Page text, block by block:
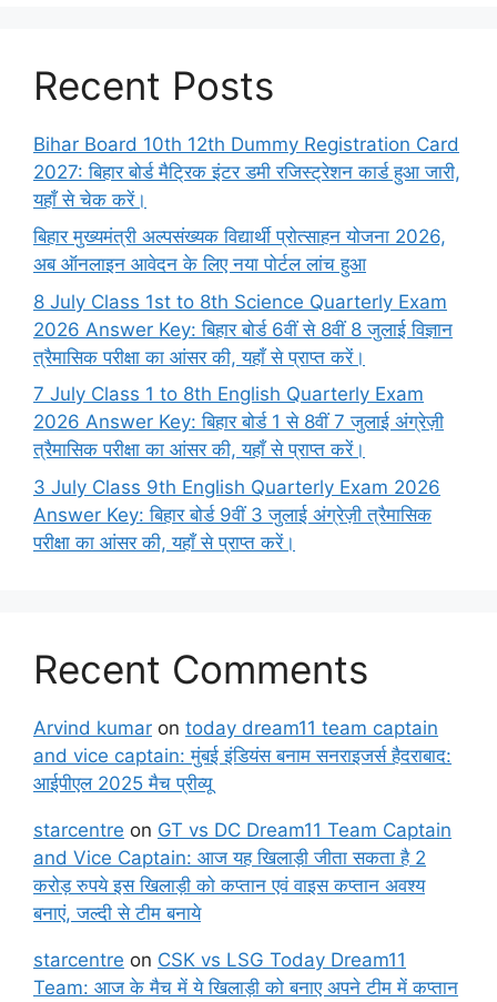
Recent Posts
Bihar Board 10th 12th Dummy Registration Card
2027: बिहार बोर्ड मैट्रिक इंटर डमी रजिस्ट्रेशन कार्ड हुआ जारी,
यहाँ से चेक करें।
बिहार मुख्यमंत्री अल्पसंख्यक विद्यार्थी प्रोत्साहन योजना 2026,
अब ऑनलाइन आवेदन के लिए नया पोर्टल लांच हुआ
8 July Class 1st to 8th Science Quarterly Exam
2026 Answer Key: बिहार बोर्ड 6वीं से 8वीं 8 जुलाई विज्ञान
त्रैमासिक परीक्षा का आंसर की, यहाँ से प्राप्त करें।
7 July Class 1 to 8th English Quarterly Exam
2026 Answer Key: बिहार बोर्ड 1 से 8वीं 7 जुलाई अंग्रेज़ी
त्रैमासिक परीक्षा का आंसर की, यहाँ से प्राप्त करें।
3 July Class 9th English Quarterly Exam 2026
Answer Key: बिहार बोर्ड 9वीं 3 जुलाई अंग्रेज़ी त्रैमासिक
परीक्षा का आंसर की, यहाँ से प्राप्त करें।
Recent Comments
Arvind kumar on today dream11 team captain
and vice captain: मुंबई इंडियंस बनाम सनराइजर्स हैदराबाद:
आईपीएल 2025 मैच प्रीव्यू
starcentre on GT vs DC Dream11 Team Captain
and Vice Captain: आज यह खिलाड़ी जीता सकता है 2
करोड़ रुपये इस खिलाड़ी को कप्तान एवं वाइस कप्तान अवश्य
बनाएं, जल्दी से टीम बनाये
starcentre on CSK vs LSG Today Dream11
Team: आज के मैच में ये खिलाड़ी को बनाए अपने टीम में कप्तान